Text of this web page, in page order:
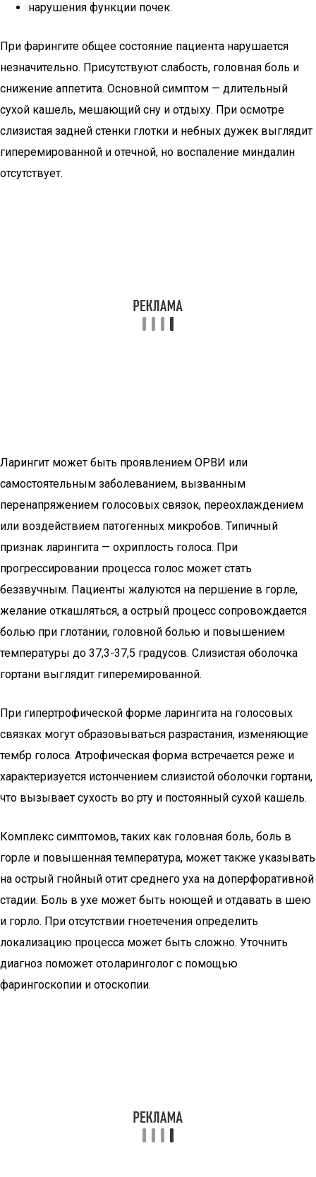
нарушения функции почек.
При фарингите общее состояние пациента нарушается
незначительно. Присутствуют слабость, головная боль и
снижение аппетита. Основной симптом — длительный
сухой кашель, мешающий сну и отдыху. При осмотре
слизистая задней стенки глотки и небных дужек выглядит
гиперемированной и отечной, но воспаление миндалин
отсутствует.
Ларингит может быть проявлением ОРВИ или
самостоятельным заболеванием, вызванным
перенапряжением голосовых связок, переохлаждением
или воздействием патогенных микробов. Типичный
признак ларингита — охриплость голоса. При
прогрессировании процесса голос может стать
беззвучным. Пациенты жалуются на першение в горле,
желание откашляться, а острый процесс сопровождается
болью при глотании, головной болью и повышением
температуры до 37,3-37,5 градусов. Слизистая оболочка
гортани выглядит гиперемированной.
При гипертрофической форме ларингита на голосовых
связках могут образовываться разрастания, изменяющие
тембр голоса. Атрофическая форма встречается реже и
характеризуется истончением слизистой оболочки гортани,
что вызывает сухость во рту и постоянный сухой кашель.
Комплекс симптомов, таких как головная боль, боль в
горле и повышенная температура, может также указывать
на острый гнойный отит среднего уха на доперфоративной
стадии. Боль в ухе может быть ноющей и отдавать в шею
и горло. При отсутствии гноетечения определить
локализацию процесса может быть сложно. Уточнить
диагноз поможет отоларинголог с помощью
фарингоскопии и отоскопии.